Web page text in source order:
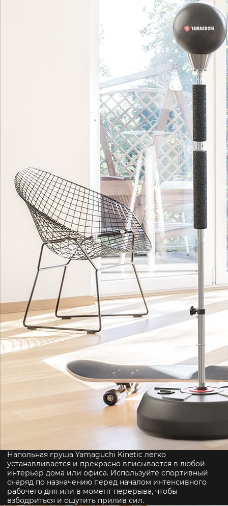
Напольная груша Yamaguchi Kinetic легко
устанавливается и прекрасно вписывается в любой
интерьер дома или офиса. Используйте спортивный
снаряд по назначению перед началом интенсивного
рабочего дня или в момент перерыва, чтобы
взбодриться и ощутить прилив сил.